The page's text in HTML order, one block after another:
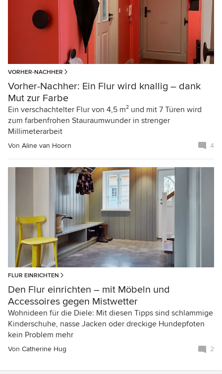
VORHER-NACHHER
Vorher-Nachher: Ein Flur wird knallig – dank
Mut zur Farbe
Ein verschachtelter Flur von 4,5 m² und mit 7 Türen wird
zum farbenfrohen Stauraumwunder in strenger
Millimeterarbeit
Von Aline van Hoorn 4
FLUR EINRICHTEN
Den Flur einrichten – mit Möbeln und
Accessoires gegen Mistwetter
Wohnideen für die Diele: Mit diesen Tipps sind schlammige
Kinderschuhe, nasse Jacken oder dreckige Hundepfoten
kein Problem mehr
Von Catherine Hug 2